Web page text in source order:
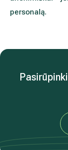
personalą.